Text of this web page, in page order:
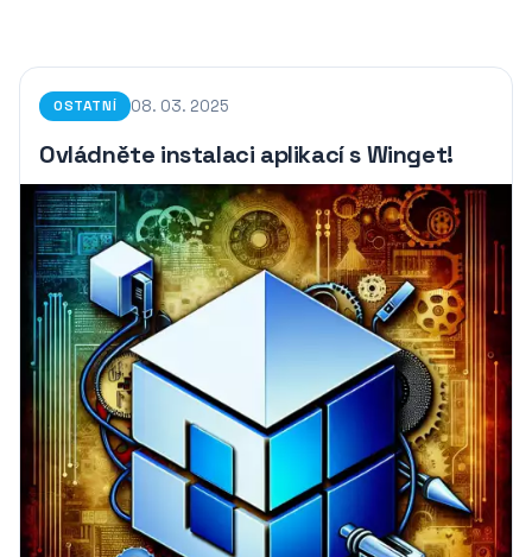
OSTATNÍ 08. 03. 2025
Ovládněte instalaci aplikací s Winget!